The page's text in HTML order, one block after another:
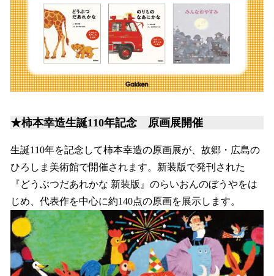
★柿本幸造生誕110年記念 原画展開催
生誕110年を記念して柿本幸造の原画展が、故郷・広島の
ひろしま美術館で開催されます。新装版で発刊された
『どうぶつだあれかな 新装版』のらいおんのぼうやをは
じめ、代表作を中心に約140点の原画を展示します。